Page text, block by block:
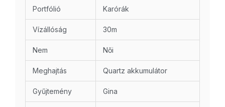
Portfólió Karórák
Vízállóság 30m
Nem Női
Meghajtás Quartz akkumulátor
Gyűjtemény Gina